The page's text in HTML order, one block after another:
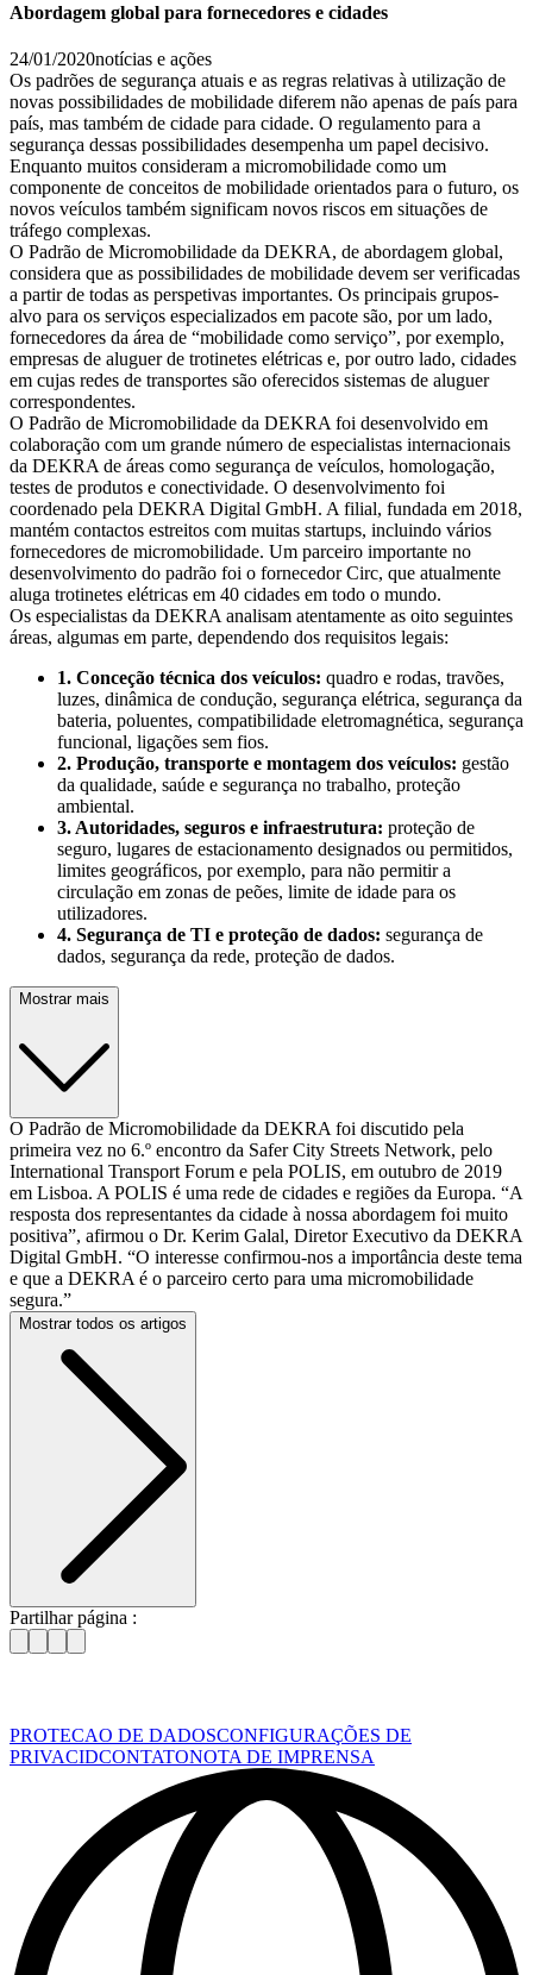
Abordagem global para fornecedores e cidades
24/01/2020notícias e ações
Os padrões de segurança atuais e as regras relativas à utilização de
novas possibilidades de mobilidade diferem não apenas de país para
país, mas também de cidade para cidade. O regulamento para a
segurança dessas possibilidades desempenha um papel decisivo.
Enquanto muitos consideram a micromobilidade como um
componente de conceitos de mobilidade orientados para o futuro, os
novos veículos também significam novos riscos em situações de
tráfego complexas.
O Padrão de Micromobilidade da DEKRA, de abordagem global,
considera que as possibilidades de mobilidade devem ser verificadas
a partir de todas as perspetivas importantes. Os principais grupos-
alvo para os serviços especializados em pacote são, por um lado,
fornecedores da área de “mobilidade como serviço”, por exemplo,
empresas de aluguer de trotinetes elétricas e, por outro lado, cidades
em cujas redes de transportes são oferecidos sistemas de aluguer
correspondentes.
O Padrão de Micromobilidade da DEKRA foi desenvolvido em
colaboração com um grande número de especialistas internacionais
da DEKRA de áreas como segurança de veículos, homologação,
testes de produtos e conectividade. O desenvolvimento foi
coordenado pela DEKRA Digital GmbH. A filial, fundada em 2018,
mantém contactos estreitos com muitas startups, incluindo vários
fornecedores de micromobilidade. Um parceiro importante no
desenvolvimento do padrão foi o fornecedor Circ, que atualmente
aluga trotinetes elétricas em 40 cidades em todo o mundo.
Os especialistas da DEKRA analisam atentamente as oito seguintes
áreas, algumas em parte, dependendo dos requisitos legais:
1. Conceção técnica dos veículos: quadro e rodas, travões,
luzes, dinâmica de condução, segurança elétrica, segurança da
bateria, poluentes, compatibilidade eletromagnética, segurança
funcional, ligações sem fios.
2. Produção, transporte e montagem dos veículos: gestão
da qualidade, saúde e segurança no trabalho, proteção
ambiental.
3. Autoridades, seguros e infraestrutura: proteção de
seguro, lugares de estacionamento designados ou permitidos,
limites geográficos, por exemplo, para não permitir a
circulação em zonas de peões, limite de idade para os
utilizadores.
4. Segurança de TI e proteção de dados: segurança de
dados, segurança da rede, proteção de dados.
Mostrar mais
O Padrão de Micromobilidade da DEKRA foi discutido pela
primeira vez no 6.º encontro da Safer City Streets Network, pelo
International Transport Forum e pela POLIS, em outubro de 2019
em Lisboa. A POLIS é uma rede de cidades e regiões da Europa. “A
resposta dos representantes da cidade à nossa abordagem foi muito
positiva”, afirmou o Dr. Kerim Galal, Diretor Executivo da DEKRA
Digital GmbH. “O interesse confirmou-nos a importância deste tema
e que a DEKRA é o parceiro certo para uma micromobilidade
segura.”
Mostrar todos os artigos
Partilhar página :
PROTECAO DE DADOSCONFIGURAÇÕES DE
PRIVACIDCONTATONOTA DE IMPRENSA